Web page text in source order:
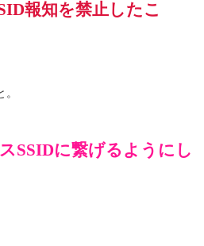
報知を禁止したこ
SSIDに繋げるようにし